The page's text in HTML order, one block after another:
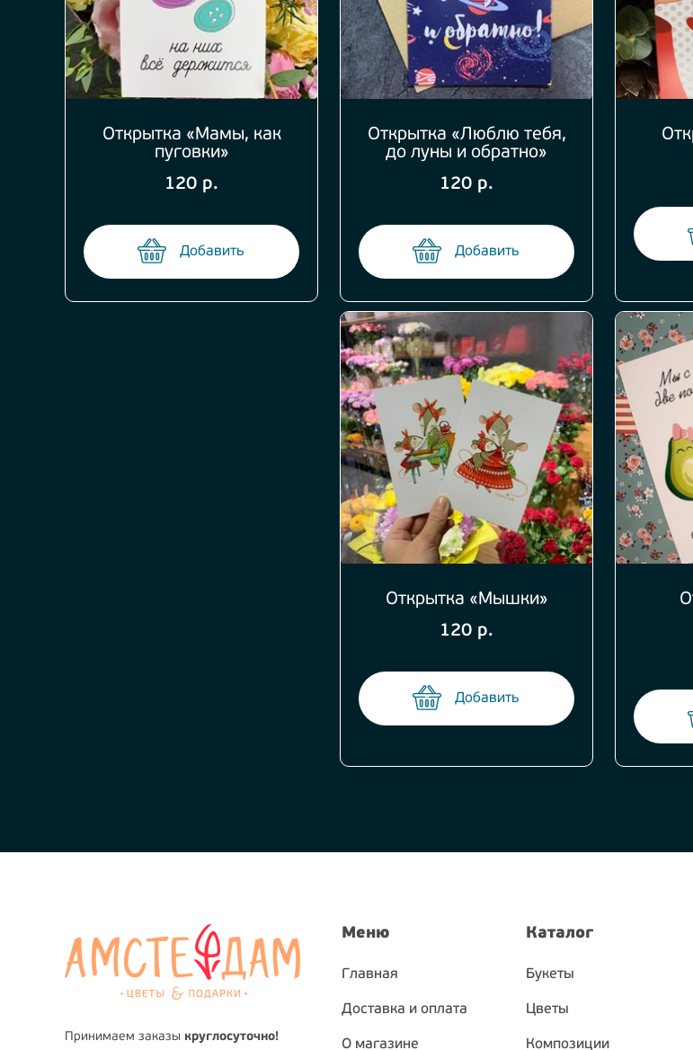
Открытка «Мамы, как
пуговки»
120 р.
Добавить
Открытка «Люблю тебя,
до луны и обратно»
120 р.
Добавить
Открытка «Мышки»
120 р.
Добавить
Принимаем заказы круглосуточно!
Меню
Главная
Доставка и оплата
О магазине
Каталог
Букеты
Цветы
Композиции